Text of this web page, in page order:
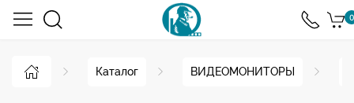
0
Каталог ВИДЕОМОНИТОРЫ